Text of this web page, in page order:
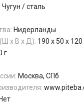
Чугун / сталь
Нидерланды
х В х Д): 190 х 50 х
г
Москва, СПб
Нет